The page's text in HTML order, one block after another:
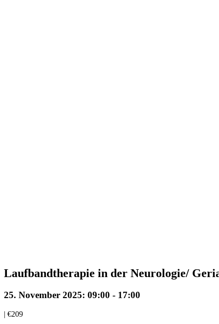
Laufbandtherapie in der Neurologie/
25. November 2025: 09:00 - 17:00
| €209